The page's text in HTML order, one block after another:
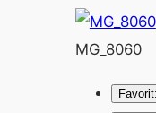
MG_8060